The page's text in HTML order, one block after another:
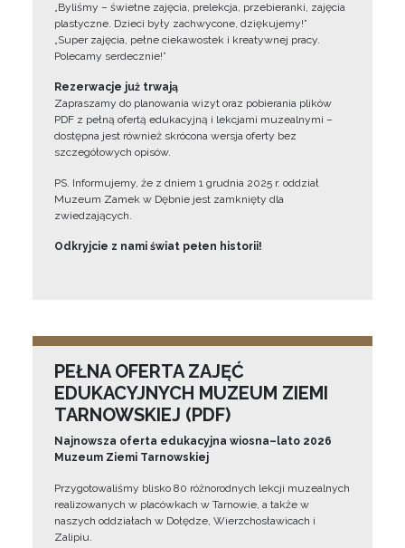
„Byliśmy – świetne zajęcia, prelekcja, przebieranki, zajęcia
plastyczne. Dzieci były zachwycone, dziękujemy!”
„Super zajęcia, pełne ciekawostek i kreatywnej pracy.
Polecamy serdecznie!”
Rezerwacje już trwają
Zapraszamy do planowania wizyt oraz pobierania plików
PDF z pełną ofertą edukacyjną i lekcjami muzealnymi –
dostępna jest również skrócona wersja oferty bez
szczegółowych opisów.
PS. Informujemy, że z dniem 1 grudnia 2025 r. oddział
Muzeum Zamek w Dębnie jest zamknięty dla
zwiedzających.
Odkryjcie z nami świat pełen historii!
PEŁNA OFERTA ZAJĘĆ
EDUKACYJNYCH MUZEUM ZIEMI
TARNOWSKIEJ (PDF)
Najnowsza oferta edukacyjna wiosna–lato 2026
Muzeum Ziemi Tarnowskiej
Przygotowaliśmy blisko 80 różnorodnych lekcji muzealnych
realizowanych w placówkach w Tarnowie, a także w
naszych oddziałach w Dołędze, Wierzchosławicach i
Zalipiu.